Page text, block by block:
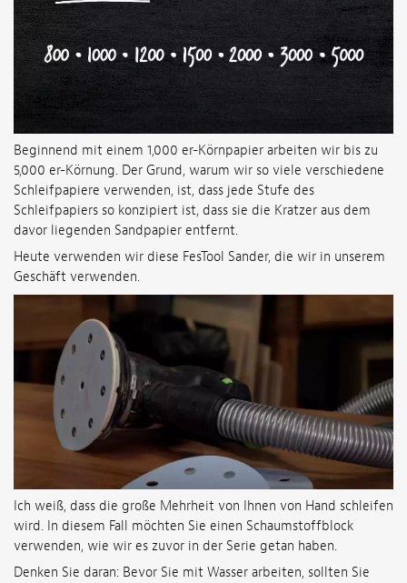
Beginnend mit einem 1,000 er-Körnpapier arbeiten wir bis zu
5,000 er-Körnung. Der Grund, warum wir so viele verschiedene
Schleifpapiere verwenden, ist, dass jede Stufe des
Schleifpapiers so konzipiert ist, dass sie die Kratzer aus dem
davor liegenden Sandpapier entfernt.
Heute verwenden wir diese FesTool Sander, die wir in unserem
Geschäft verwenden.
Ich weiß, dass die große Mehrheit von Ihnen von Hand schleifen
wird. In diesem Fall möchten Sie einen Schaumstoffblock
verwenden, wie wir es zuvor in der Serie getan haben.
Denken Sie daran: Bevor Sie mit Wasser arbeiten, sollten Sie